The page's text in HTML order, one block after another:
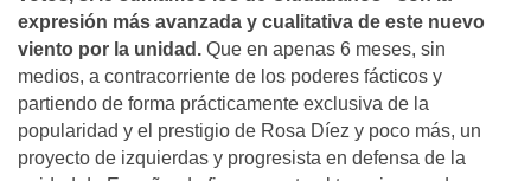
expresión más avanzada y cualitativa de este nuevo
viento por la unidad. Que en apenas 6 meses, sin
medios, a contracorriente de los poderes fácticos y
partiendo de forma prácticamente exclusiva de la
popularidad y el prestigio de Rosa Díez y poco más, un
proyecto de izquierdas y progresista en defensa de la